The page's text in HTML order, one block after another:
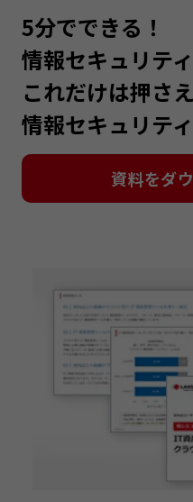
5分でできる！
情報セキュリテ
これだけは押さ
情報セキュリテ
資料をダ